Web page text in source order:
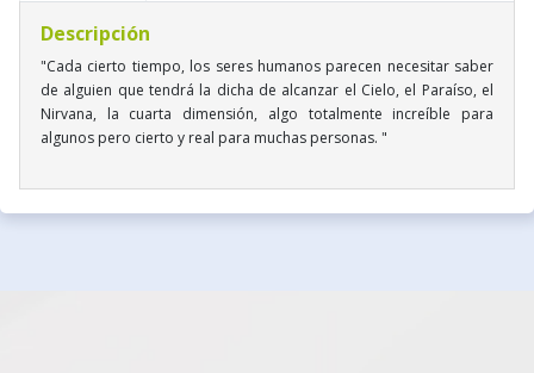
Descripción
"Cada cierto tiempo, los seres humanos parecen necesitar saber
de alguien que tendrá la dicha de alcanzar el Cielo, el Paraíso, el
Nirvana, la cuarta dimensión, algo totalmente increíble para
algunos pero cierto y real para muchas personas. "